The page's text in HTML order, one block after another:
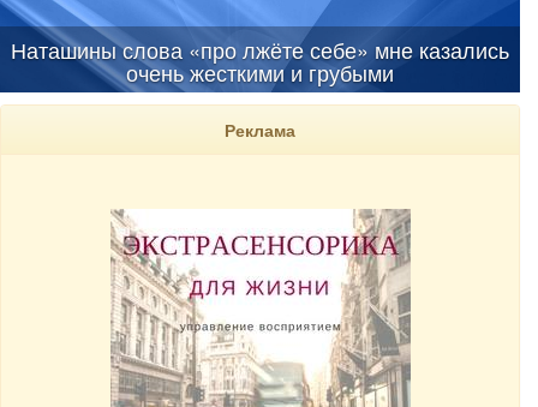
Наташины слова «про лжёте себе» мне казались
очень жесткими и грубыми
Реклама